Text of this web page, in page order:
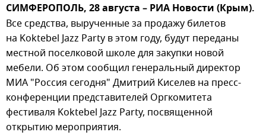
СИМФЕРОПОЛЬ, 28 августа – РИА Новости (Крым).
Все средства, вырученные за продажу билетов
на Koktebel Jazz Party в этом году, будут переданы
местной поселковой школе для закупки новой
мебели. Об этом сообщил генеральный директор
МИА "Россия сегодня" Дмитрий Киселев на пресс-
конференции представителей Оргкомитета
фестиваля Koktebel Jazz Party, посвященной
открытию мероприятия.